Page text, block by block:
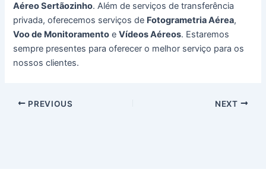
Aéreo Sertãozinho. Além de serviços de transferência
privada, oferecemos serviços de Fotogrametria Aérea,
Voo de Monitoramento eVídeos Aéreos. Estaremos
sempre presentes para oferecer o melhor serviço para os
nossos clientes.
Post
PREVIOUS NEXT